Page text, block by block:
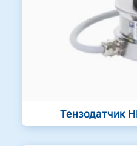
Тензодатчик